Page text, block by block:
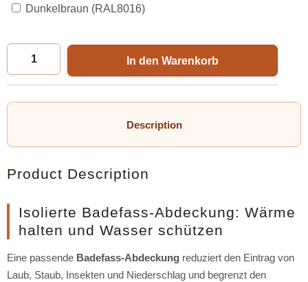
Dunkelbraun (RAL8016)
In den Warenkorb
Description
Product Description
Isolierte Badefass-Abdeckung: Wärme
halten und Wasser schützen
Eine passende Badefass-Abdeckung reduziert den Eintrag von
Laub, Staub, Insekten und Niederschlag und begrenzt den